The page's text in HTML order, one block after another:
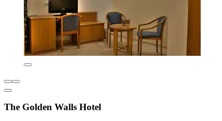
The Golden Walls Hotel